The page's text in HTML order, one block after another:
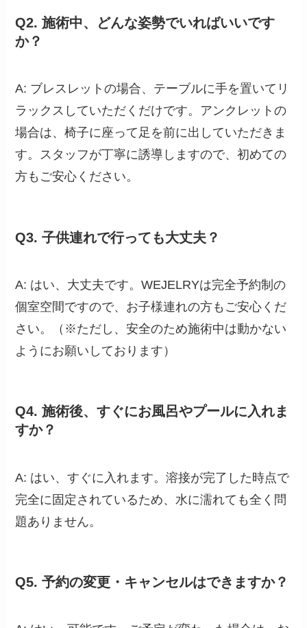
Q2. 施術中、どんな姿勢でいればいいです
か？
A: ブレスレットの場合、テーブルに手を置いてリ
ラックスしていただくだけです。アンクレットの
場合は、椅子に座って足を前に出していただきま
す。スタッフが丁寧に誘導しますので、初めての
方もご安心ください。
Q3. 子供連れで行っても大丈夫？
A: はい、大丈夫です。WEJELRYは完全予約制の
個室空間ですので、お子様連れの方もご安心くだ
さい。（※ただし、安全のため施術中は動かない
ようにお願いしております）
Q4. 施術後、すぐにお風呂やプールに入れま
すか？
A: はい、すぐに入れます。溶接が完了した時点で
完全に固定されているため、水に濡れても全く問
題ありません。
Q5. 予約の変更・キャンセルはできますか？